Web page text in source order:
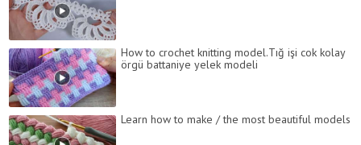
How to crochet knitting model.Tığ işi cok kolay
örgü battaniye yelek modeli
Learn how to make / the most beautiful models